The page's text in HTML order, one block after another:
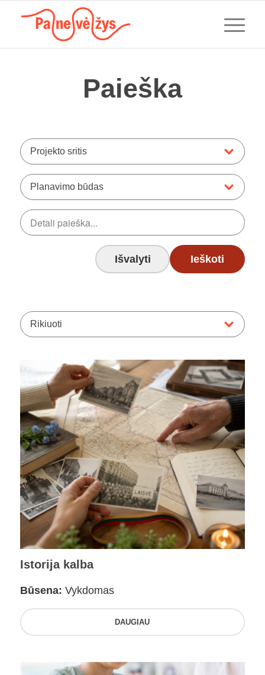
Paieška
Projekto sritis
Planavimo būdas
Išvalyti Ieškoti
Rikiuoti
Istorija kalba
Būsena: Vykdomas
DAUGIAU